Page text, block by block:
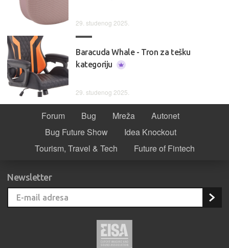
29. studenog 2025.
Baracuda Whale - Tron za tešku
kategoriju
29. studenog 2025.
Forum Bug Mreža
Autonet
Bug Future Show
Idea Knockout
Tourism, Travel & Tech
Future of Fintech
Newsletter